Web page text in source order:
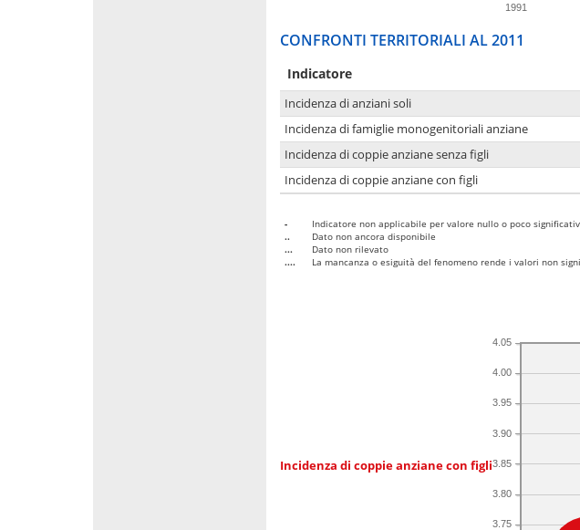
1991
CONFRONTI TERRITORIALI AL 2011
Indicatore
Incidenza di anziani soli
Incidenza di famiglie monogenitoriali anziane
Incidenza di coppie anziane senza figli
Incidenza di coppie anziane con figli
-
Indicatore non applicabile per valore nullo o poco
..
Dato non ancora disponibile
...
Dato non rilevato
....
La mancanza o esiguità del fenomeno rende i valori non
Incidenza di coppie anziane con figli
3.75
3.80
3.85
3.90
3.95
4.00
4.05